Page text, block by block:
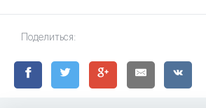
Поделиться: